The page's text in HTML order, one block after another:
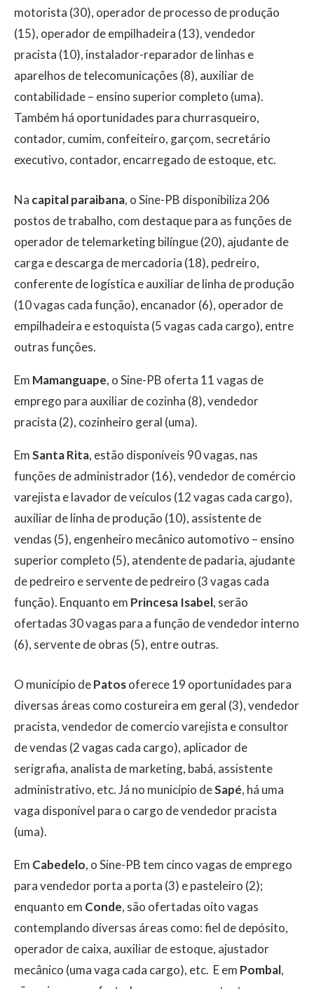
motorista (30), operador de processo de produção
(15), operador de empilhadeira (13), vendedor
pracista (10), instalador-reparador de linhas e
aparelhos de telecomunicações (8), auxiliar de
contabilidade – ensino superior completo (uma).
Também há oportunidades para churrasqueiro,
contador, cumim, confeiteiro, garçom, secretário
executivo, contador, encarregado de estoque, etc.
Na capital paraibana, o Sine-PB disponibiliza 206
postos de trabalho, com destaque para as funções de
operador de telemarketing bilíngue (20), ajudante de
carga e descarga de mercadoria (18), pedreiro,
conferente de logística e auxiliar de linha de produção
(10 vagas cada função), encanador (6), operador de
empilhadeira e estoquista (5 vagas cada cargo), entre
outras funções.
Em Mamanguape, o Sine-PB oferta 11 vagas de
emprego para auxiliar de cozinha (8), vendedor
pracista (2), cozinheiro geral (uma).
EmSanta Rita, estão disponíveis 90 vagas, nas
funções de administrador (16), vendedor de comércio
varejista e lavador de veículos (12 vagas cada cargo),
auxiliar de linha de produção (10), assistente de
vendas (5), engenheiro mecânico automotivo – ensino
superior completo (5), atendente de padaria, ajudante
de pedreiro e servente de pedreiro (3 vagas cada
função). Enquanto em Princesa Isabel, serão
ofertadas 30 vagas para a função de vendedor interno
(6), servente de obras (5), entre outras.
O município dePatosoferece 19 oportunidades para
diversas áreas como costureira em geral (3), vendedor
pracista, vendedor de comercio varejista e consultor
de vendas (2 vagas cada cargo), aplicador de
serigrafia, analista de marketing, babá, assistente
administrativo, etc. Já no município deSapé, há uma
vaga disponível para o cargo de vendedor pracista
(uma).
Em Cabedelo, o Sine-PB tem cinco vagas de emprego
para vendedor porta a porta (3) e pasteleiro (2);
enquanto em Conde, são ofertadas oito vagas
contemplando diversas áreas como: fiel de depósito,
operador de caixa, auxiliar de estoque, ajustador
mecânico (uma vaga cada cargo), etc. E em Pombal,